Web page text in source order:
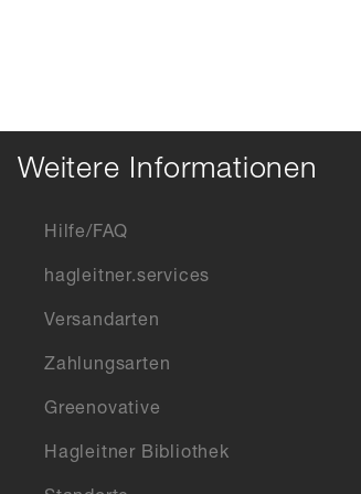
Weitere Informationen
Hilfe/FAQ
hagleitner.services
Versandarten
Zahlungsarten
Greenovative
Hagleitner Bibliothek